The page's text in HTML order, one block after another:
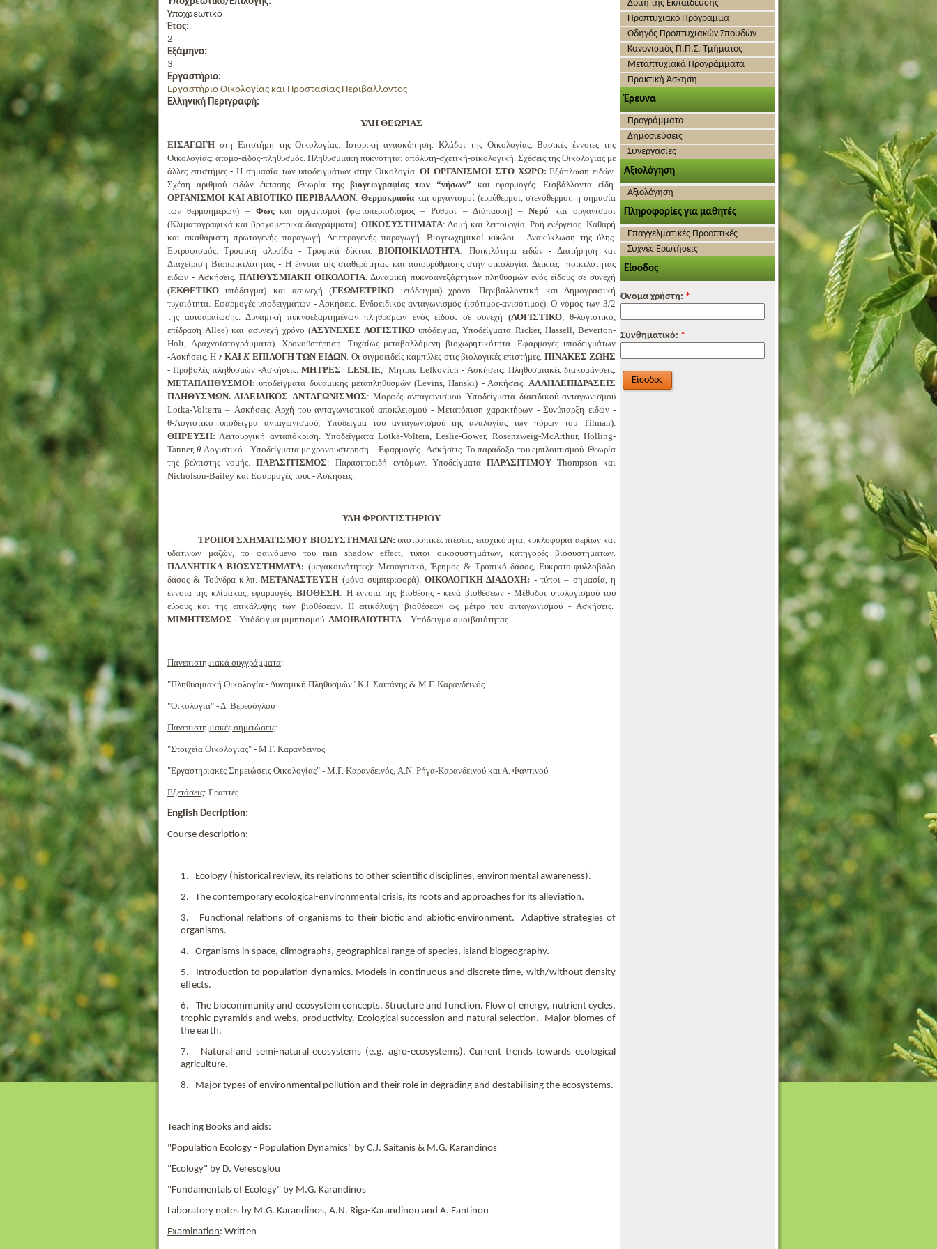
Υποχρεωτικό
Έτος:
2
Εξάμηνο:
3
Εργαστήριο:
Εργαστήριο Οικολογίας και Προστασίας Περιβάλλοντος
Ελληνική Περιγραφή:
ΥΛΗ ΘΕΩΡΙΑΣ
ΕΙΣΑΓΩΓΗ στη Επιστήμη της Οικολογίας: Ιστορική ανασκόπηση. Κλάδοι της Οικολογίας. Βασικές έννοιες της
Οικολογίας: άτομο-είδος-πληθυσμός. Πληθυσμιακή πυκνότητα: απόλυτη-σχετική-οικολογική. Σχέσεις της Οικολογίας με
άλλες επιστήμες - Η σημασία των υποδειγμάτων στην Οικολογία.ΟΙ ΟΡΓΑΝΙΣΜΟΙ ΣΤΟ ΧΩΡΟ: Εξάπλωση ειδών.
Σχέση αριθμού ειδών έκτασης. Θεωρία της βιογεωγραφίας των “νήσων” και εφαρμογές. Εισβάλλοντα είδη.
ΟΡΓΑΝΙΣΜΟΙ ΚΑΙ ΑΒΙΟΤΙΚΟ ΠΕΡΙΒΑΛΛΟΝ: Θερμοκρασία και οργανισμοί (ευρύθερμοι, στενόθερμοι, η σημασία
των θερμοημερών) – Φωςκαι οργανισμοί (φωτοπεριοδισμός – Ρυθμοί – Διάπαυση) –Νερό και οργανισμοί
(Κλιματογραφικά και βροχομετρικά διαγράμματα). ΟΙΚΟΣΥΣΤΗΜΑΤΑ: Δομή και λειτουργία. Ροή ενέργειας. Καθαρή
και ακαθάριστη πρωτογενής παραγωγή. Δευτερογενής παραγωγή. Βιογεωχημικοί κύκλοι - Ανακύκλωση της ύλης.
Ευτροφισμός. Τροφική αλυσίδα - Τροφικά δίκτυα.
ΒΙΟΠΟΙΚΙΛΟΤΗΤΑ: Ποικιλότητα ειδών - Διατήρηση και
Διαχείριση Βιοποικιλότητας - Η έννοια της σταθερότητας και αυτορρύθμισης στην οικολογία. Δείκτες ποικιλότητας
ειδών - Ασκήσεις. ΠΛΗΘΥΣΜΙΑΚΗ ΟΙΚΟΛΟΓΙΑ. Δυναμική πυκνοανεξάρτητων πληθυσμών ενός είδους σε συνεχή
(ΕΚΘΕΤΙΚΟ υπόδειγμα) και ασυνεχή (ΓΕΩΜΕΤΡΙΚΟ υπόδειγμα) χρόνο. Περιβαλλοντική και Δημογραφική
τυχαιότητα. Εφαρμογές υποδειγμάτων - Ασκήσεις. Ενδοειδικός ανταγωνισμός (ισότιμος-ανισότιμος). Ο νόμος των 3/2
της αυτοαραίωσης. Δυναμική πυκνοεξαρτημένων πληθυσμών ενός είδους σε συνεχή (ΛΟΓΙΣΤΙΚΟ, θ-λογιστικό,
επίδραση Allee) και ασυνεχή χρόνο (ΑΣΥΝΕΧΕΣ ΛΟΓΙΣΤΙΚΟ υπόδειγμα, Υποδείγματα Ricker, Hassell, Beverton-
Holt, Αραχνοϊστογράμματα). Χρονοϋστέρηση. Τυχαίως μεταβαλλόμενη βιοχωρητικότητα. Εφαρμογές υποδειγμάτων
-Ασκήσεις. Η rΚΑΙ ΚΕΠΙΛΟΓΗ ΤΩΝ ΕΙΔΩΝ . Οι σιγμοειδείς καμπύλες στις βιολογικές επιστήμες. ΠΙΝΑΚΕΣ ΖΩΗΣ
- Προβολές πληθυσμών -Ασκήσεις.ΜΗΤΡΕΣ LESLIE , Μήτρες Lefkovich - Ασκήσεις. Πληθυσμιακές διακυμάνσεις.
ΜΕΤΑΠΛΗΘΥΣΜΟΙ: υποδείγματα δυναμικής μεταπληθυσμών (Levins, Hanski) - Ασκήσεις. ΑΛΛΗΛΕΠΙΔΡΑΣΕΙΣ
ΠΛΗΘΥΣΜΩΝ. ΔΙΑΕΙΔΙΚΟΣ ΑΝΤΑΓΩΝΙΣΜΟΣ: Μορφές ανταγωνισμού. Υποδείγματα διαειδικού ανταγωνισμού
Lotka-Volterra – Ασκήσεις. Αρχή του ανταγωνιστικού αποκλεισμού - Μετατόπιση χαρακτήρων - Συνύπαρξη ειδών -
θ‑Λογιστικό υπόδειγμα ανταγωνισμού, Υπόδειγμα του ανταγωνισμού της αναλογίας των πόρων του Tilman).
ΘΗΡΕΥΣΗ: Λειτουργική ανταπόκριση. Υποδείγματα Lotka-Voltera, Leslie-Gower, Rosenzweig-McArthur, Holling-
Tanner,θ-Λογιστικό - Υποδείγματα με χρονοϋστέρηση – Εφαρμογές - Ασκήσεις. Το παράδοξο του εμπλουτισμού. Θεωρία
της βέλτιστης νομής.ΠΑΡΑΣΙΤΙΣΜΟΣ: Παρασιτοειδή εντόμων. Υποδείγματα ΠΑΡΑΣΙΤΙΜΟΥThompson και
Nicholson-Bailey και Εφαρμογές τους - Ασκήσεις.
ΥΛΗ ΦΡΟΝΤΙΣΤΗΡΙΟΥ
ΤΡΟΠΟΙ ΣΧΗΜΑΤΙΣΜΟΥ ΒΙΟΣΥΣΤΗΜΑΤΩΝ:υποτροπικές πιέσεις, εποχικότητα, κυκλοφορια αερίων και
υδάτινων μαζών, το φαινόμενο του rain shadow effect, τύποι οικοσυστημάτων, κατηγορές βιοσυστημάτων.
ΠΛΑΝΗΤΙΚΑ ΒΙΟΣΥΣΤΗΜΑΤΑ: (μεγακοινότητες): Μεσογειακό, Έρημος & Τροπικό δάσος, Εύκρατο-φυλλοβόλο
δάσος & Τούνδρα κ.λπ. ΜΕΤΑΝΑΣΤΕΥΣΗ (μόνο συμπεριφορά).ΟΙΚΟΛΟΓΙΚΗ ΔΙΑΔΟΧΗ: - τύποι – σημασία, η
έννοια της κλίμακας, εφαρμογές.ΒΙΟΘΕΣΗ: Η έννοια της βιοθέσης - κενά βιοθέσεων - Μέθοδοι υπολογισμού του
εύρους και της επικάλυψης των βιοθέσεων. Η επικάλυψη βιοθέσεων ως μέτρο του ανταγωνισμού - Ασκήσεις.
ΜΙΜΗΤΙΣΜΟΣ - Υπόδειγμα μιμητισμού. ΑΜΟΙΒΑΙΟΤΗΤΑ – Υπόδειγμα αμοιβαιότητας.
Πανεπιστημιακά συγγράμματα:
"Πληθυσμιακή Οικολογία - Δυναμική Πληθυσμών" Κ.Ι. Σαϊτάνης & Μ.Γ. Καρανδεινός
"Οικολογία" - Δ. Βερεσόγλου
Πανεπιστημιακές σημειώσεις:
"Στοιχεία Οικολογίας" - Μ.Γ. Καρανδεινός
"Εργαστηριακές Σημειώσεις Οικολογίας" - Μ.Γ. Καρανδεινός, A.N. Ρήγα-Καρανδεινού και Α. Φαντινού
Εξετάσεις: Γραπτές
English Decription:
Course description:
1. Ecology (historical review, its relations to other scientific disciplines, environmental awareness).
2. The contemporary ecological-environmental crisis, its roots and approaches for its alleviation.
3. Functional relations of organisms to their biotic and abiotic environment. Adaptive strategies of
organisms.
4. Organisms in space, climographs, geographical range of species, island biogeography.
5. Introduction to population dynamics. Models in continuous and discrete time, with/without density
effects.
6. The biocommunity and ecosystem concepts. Structure and function. Flow of energy, nutrient cycles,
trophic pyramids and webs, productivity. Ecological succession and natural selection. Major biomes of
the earth.
7. Natural and semi-natural ecosystems (e.g. agro-ecosystems). Current trends towards ecological
agriculture.
8. Major types of environmental pollution and their role in degrading and destabilising the ecosystems.
Teaching Books and aids:
"Population Ecology - Population Dynamics" by C.J. Saitanis & M.G. Karandinos
"Ecology" by D. Veresoglou
"Fundamentals of Ecology" by M.G. Karandinos
Laboratory notes by M.G. Karandinos, A.N. Riga-Karandinou and A. Fantinou
Examination: Written
Δομή της Εκπαίδευσης
Προπτυχιακό Πρόγραμμα
Οδηγός Προπτυχιακών Σπουδών
Κανονισμός Π.Π.Σ. Τμήματος
Μεταπτυχιακά Προγράμματα
Πρακτική Άσκηση
Έρευνα
Προγράμματα
Δημοσιεύσεις
Συνεργασίες
Αξιολόγηση
Αξιολόγηση
Πληροφορίες για μαθητές
Επαγγελματικές Προοπτικές
Συχνές Ερωτήσεις
Είσοδος
Όνομα χρήστη: *
Συνθηματικό: *